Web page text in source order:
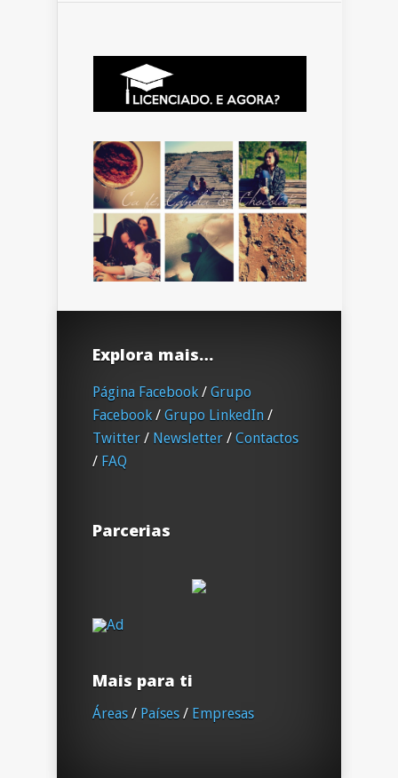
Explora mais…
Página Facebook / Grupo
Facebook / Grupo LinkedIn /
Twitter / Newsletter / Contactos
/ FAQ
Parcerias
Mais para ti
Áreas / Países / Empresas